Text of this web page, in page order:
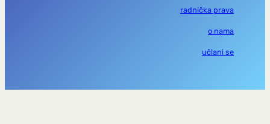
radnička prava
o nama
učlani se